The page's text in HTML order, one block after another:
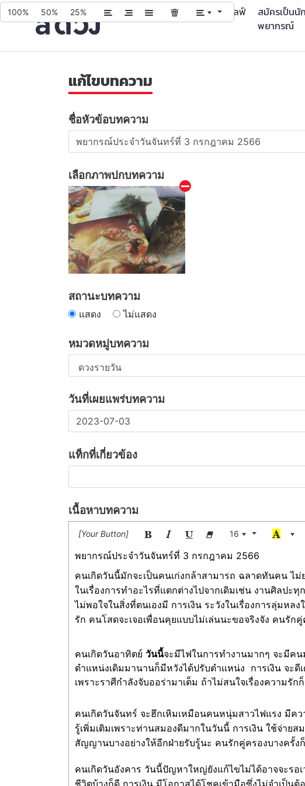
บทความ บริการ ควิซ ไลฟ์
สมัครเป็นนัก
พยากรณ์
แก้ไขบทความ
ชื่อหัวข้อบทความ
เลือกภาพปกบทความ
สถานะบทความ
แสดง ไม่แสดง
หมวดหมู่บทความ
วันที่เผยแพร่บทความ
แท็กที่เกี่ยวข้อง
เนื้อหาบทความ
[Your Button] 16
พยากรณ์ประจำวันจันทร์ที่ 3 กรกฎาคม 2566
คนเกิดวันนี้มักจะเป็นคนเก่งกล้าสามารถ ฉลาดทันคน ไ
ในเรื่องการทำอะไรที่แตกต่างไปจากเดิมเช่น งานศิลป
ไม่พอใจในสิ่งที่ตนเองมี การเงิน ระวังในเรื่องการลุ่มหล
รัก คนโสดจะเจอเพื่อนคุยแบบไม่เล่นนะขอจริงจัง คนรักคู่
คนเกิดวันอาทิตย์ วันนี้จะมีไฟในการทำงานมากๆ จะมีค
ตำแหน่งเดิมมานานก็มีหวังได้ปรับตำแหน่ง การเงิน จะ
เพราะราศีกำลังจับออร่ามาเต็ม ถ้าไม่สนใจเรื่องความรั
คนเกิดวันจันทร์ จะฮึกเหิมเหมือนคนหนุ่มสาวไฟแรง มีค
รู้เพิ่มเติมเพราะท่านสมองดีมากในวันนี้ การเงิน ใช้จ่ายส
สัญญานบางอย่างให้อีกฝ่ายรับรู้นะ คนรักคู่ครองบางครั้ง
คนเกิดวันอังคาร วันนี้ปัญหาใหญ่ยังแก้ไขไม่ได้อาจจะรอ
ชีวิตบ้างก็ดี การเงิน มีโอกาสได้โชคเข้ามือซึ่งไม่จำเป็น
100% 50% 25%